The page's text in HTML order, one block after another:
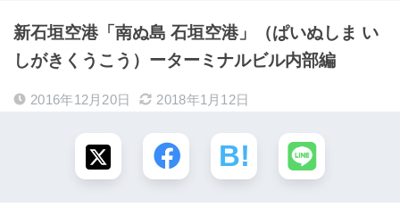
新石垣空港「南ぬ島 石垣空港」（ぱいぬしま い
しがきくうこう）ーターミナルビル内部編
2016年12月20日 2018年1月12日